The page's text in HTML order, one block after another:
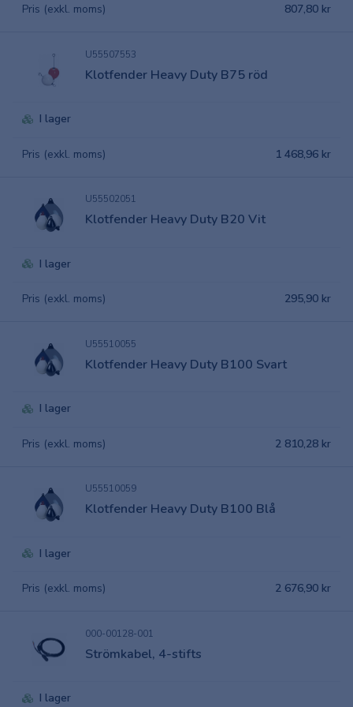
Pris (exkl. moms) 807,80 kr
U55507553
Klotfender Heavy Duty B75 röd
I lager
Pris (exkl. moms) 1 468,96 kr
U55502051
Klotfender Heavy Duty B20 Vit
I lager
Pris (exkl. moms) 295,90 kr
U55510055
Klotfender Heavy Duty B100 Svart
I lager
Pris (exkl. moms) 2 810,28 kr
U55510059
Klotfender Heavy Duty B100 Blå
I lager
Pris (exkl. moms) 2 676,90 kr
000-00128-001
Strömkabel, 4-stifts
I lager